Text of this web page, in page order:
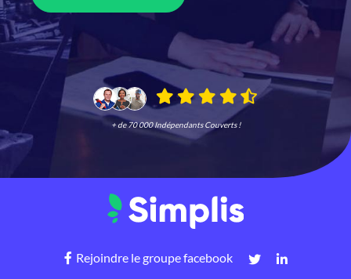
+ de 70 000 Indépendants Couverts !
Rejoindre le groupe facebook